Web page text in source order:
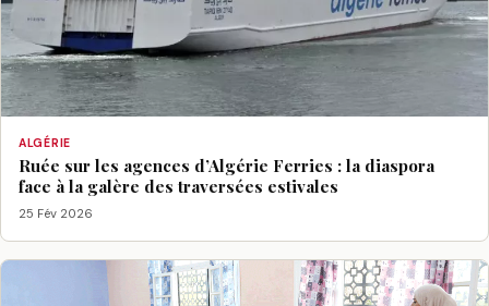
ALGÉRIE
Ruée sur les agences d’Algérie Ferries : la diaspora
face à la galère des traversées estivales
25 Fév 2026